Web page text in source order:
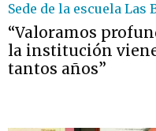
Sede de la escuela Las
“Valoramos
la institución
tantos años”